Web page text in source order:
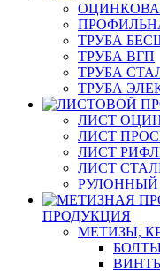
ТРУБА
ТРУБА ВГП
ТРУБА
ТРУБА
ЛИСТ
ЛИСТ
ЛИСТ
ЛИСТ
ПРОДУКЦИЯ
МЕТИЗЫ,